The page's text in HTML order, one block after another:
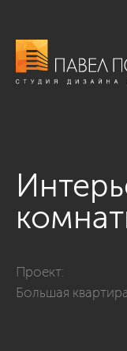
Проект:
Большая